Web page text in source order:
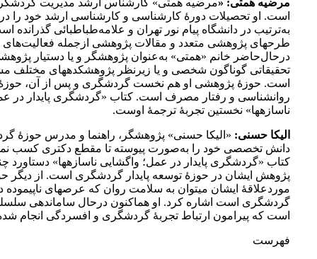
مرضیه همتی: «مرضیه همتی» کارشناس ارشد مدیریت
است. او تحصیلات دورۀ کارشناسی و کارشناسی ارشد خود را
به‌ترتیب در دانشگاه پیام نور تهران و علامه‌طباطبائی گذرانده
طرح­های پژوهشی متعدد و مقالات پژوهشی ازجمله
درحال‌حاضر خانم «همتی» به‌عنوان پژوهشگر و یا دستیار
تحقیقاتی گوناگون شخصی و یا زیرنظر پژوهشکده­های مختلف
است. حوزۀ پژوهشی او هم نخست گردشگری و پس از آن،
روانشناسی و رفتار مصرف است. کتاب «گردشگری پایدار در
ناسازه­ها» نخستین تجربۀ ترجمۀ اوست.
الیکا حسنی: «الیکا حسنی» پژوهشگر، راهنما و مدرس حوزۀ
دانش تخصصی خود را به‌صورت پیوسته تا مقطع دکتری کسب
کتاب «گردشگری پایدار در عمل؛ واگشایی ناسازه­ها» دستاورد
پژوهش ایشان در حوزۀ توسعه پایدار گردشگری است. از دیگر
موردعلاقۀ ایشان می­توان به سلامت روان که عرصه­ای ناپیموده
گردشگری است اشاره کرد. او هم­اکنون درحال ساماندهی
است که پیرامون ارتباط تجربۀ گردشگری و افسردگی انجام
فهرست